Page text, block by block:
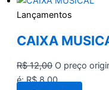
Lançamentos
CAIXA
R$12,00 O preço
é: R$ 8,00.